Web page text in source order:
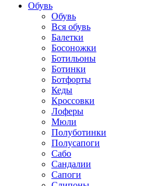
Обувь
Обувь
Вся обувь
Балетки
Босоножки
Ботильоны
Ботинки
Ботфорты
Кеды
Кроссовки
Лоферы
Мюли
Полуботинки
Полусапоги
Сабо
Сандалии
Сапоги